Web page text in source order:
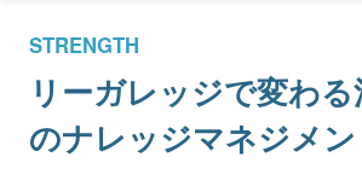
STRENGTH
リーガレッジで変わる
のナレッジマネジメン